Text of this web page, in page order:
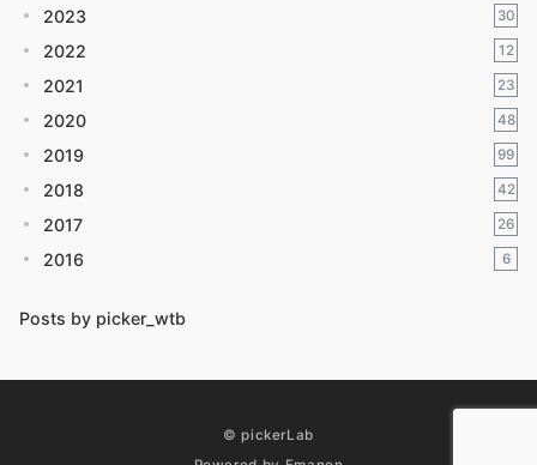
2023 30
2022 12
2021 23
2020 48
2019 99
2018 42
2017 26
2016 6
Posts by picker_wtb
© pickerLab